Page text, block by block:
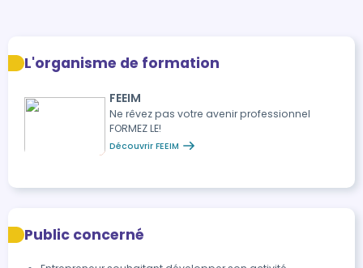
L'organisme de formation
FEEIM
Ne rêvez pas votre avenir professionnel
FORMEZ LE!
Découvrir FEEIM
Public concerné